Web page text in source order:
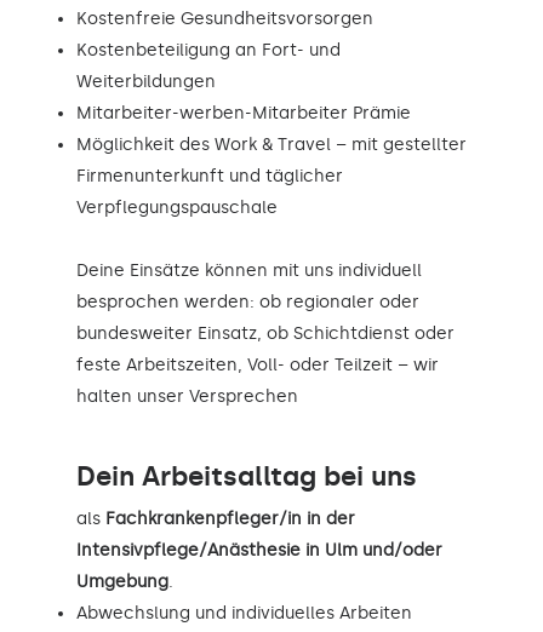
Kostenfreie Gesundheitsvorsorgen
Kostenbeteiligung an Fort- und
Weiterbildungen
Mitarbeiter-werben-Mitarbeiter Prämie
Möglichkeit des Work & Travel – mit gestellter
Firmenunterkunft und täglicher
Verpflegungspauschale
Deine Einsätze können mit uns individuell
besprochen werden: ob regionaler oder
bundesweiter Einsatz, ob Schichtdienst oder
feste Arbeitszeiten, Voll- oder Teilzeit – wir
halten unser Versprechen
Dein Arbeitsalltag bei uns
als Fachkrankenpfleger/in in der
Intensivpflege/Anästhesie in Ulm und/oder
Umgebung.
Abwechslung und individuelles Arbeiten